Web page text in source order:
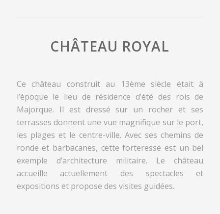
CHÂTEAU ROYAL
Ce château construit au 13ème siècle était à
l’époque le lieu de résidence d’été des rois de
Majorque. Il est dressé sur un rocher et ses
terrasses donnent une vue magnifique sur le port,
les plages et le centre-ville. Avec ses chemins de
ronde et barbacanes, cette forteresse est un bel
exemple d’architecture militaire. Le château
accueille actuellement des spectacles et
expositions et propose des visites guidées.